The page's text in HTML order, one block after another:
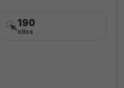
190
clics